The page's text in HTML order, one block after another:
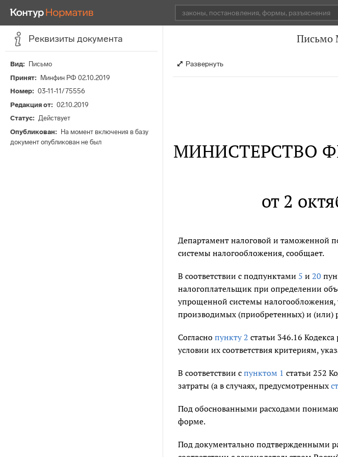
Реквизиты документа
Вид
Письмо
Принят
Минфин РФ 02.10.2019
Номер
03-11-11/75556
Редакция от
02.10.2019
Статус
Действует
Опубликован
На момент включения в базу
документ опубликован не был
Письмо
Развернуть
МИНИСТЕРСТВО
от 2
Департамент налоговой и таможенной
системы налогообложения, сообщает.
В соответствии с подпунктами 5 и 20
налогоплательщик при определении
упрощенной системы
производимых (приобретенных) и (или)
Согласно пункту 2 статьи 346.16
условии их соответствия критериям,
В соответствии с пунктом 1 статьи 252
затраты (а в случаях, предусмотренных
Под обоснованными расходами
форме.
Под документально подтвержденными